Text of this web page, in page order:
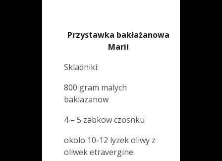
Przystawka bakłażanowa
Marii
Skladniki:
800 gram malych
baklazanow
4 – 5 zabkow czosnku
okolo 10-12 lyzek oliwy z
oliwek etravergine